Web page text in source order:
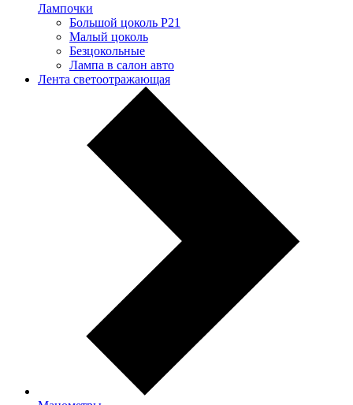
Лампочки
Большой цоколь P21
Малый цоколь
Безцокольные
Лампа в салон авто
Лента светоотражающая